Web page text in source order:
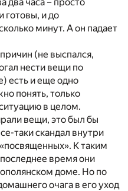
готовы, и до
минут. А он падает
(не выспался,
нести вещи по
есть и еще одно
понять, только
в целом.
вещи, это был бы
таки скандал внутри
К таким
время они
доме. Но по
очага в его уход